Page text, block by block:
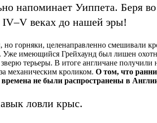
напоминает Уиппета. Беря
IV–V веках до нашей эры!
горняки, целенаправленно смешивали
имеющийся Грейхаунд был лишен
терьеры. В итоге англичане
механическим кроликом. О том, что
не были распространены в
ловли крыс.